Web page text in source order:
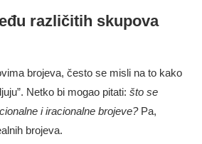
različitih skupova
brojeva, često se misli na to kako
Netko bi mogao pitati: što se
i iracionalne brojeve?Pa,
brojeva.